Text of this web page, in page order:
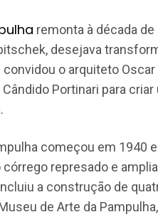
remonta à década
desejava
o arquiteto
Portinari para
começou em 1940
represado e
a construção de
de Arte da